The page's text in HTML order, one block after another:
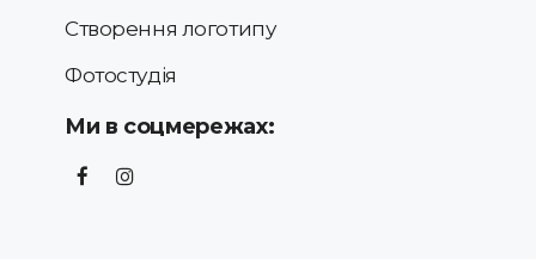
Створення логотипу
Фотостудія
Ми в соцмережах: